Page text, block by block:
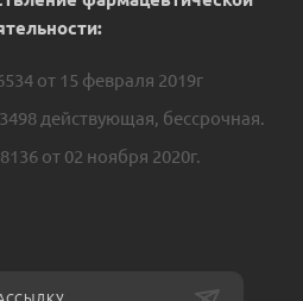
от 15 февраля 2019г
действующая, бессрочная.
от 02 ноября 2020г.